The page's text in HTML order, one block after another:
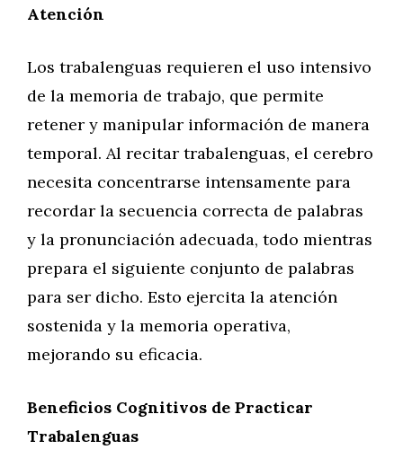
Atención
Los trabalenguas requieren el uso intensivo
de la memoria de trabajo, que permite
retener y manipular información de manera
temporal. Al recitar trabalenguas, el cerebro
necesita concentrarse intensamente para
recordar la secuencia correcta de palabras
y la pronunciación adecuada, todo mientras
prepara el siguiente conjunto de palabras
para ser dicho. Esto ejercita la atención
sostenida y la memoria operativa,
mejorando su eficacia.
Beneficios Cognitivos de Practicar
Trabalenguas